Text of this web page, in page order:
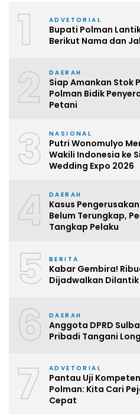
1 ADVETORIAL
Bupati Polman
Berikut Nama dan
2 DAERAH
Siap Amankan Stok
Polman Bidik
Petani
3 NASIONAL
Putri Wonomulyo
Wakili Indonesia ke
Wedding Expo 2026
4 DAERAH
Kasus
Belum Terungkap,
Tangkap Pelaku
5 BERITA
Kabar Gembira!
Dijadwalkan
6 DAERAH
Anggota DPRD
Pribadi Tangani
7 ADVETORIAL
Pantau Uji
Polman: Kita Cari
Cepat